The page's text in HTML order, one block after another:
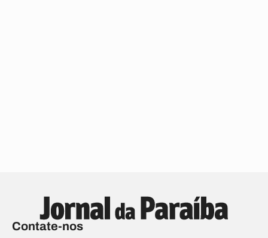
Contate-nos